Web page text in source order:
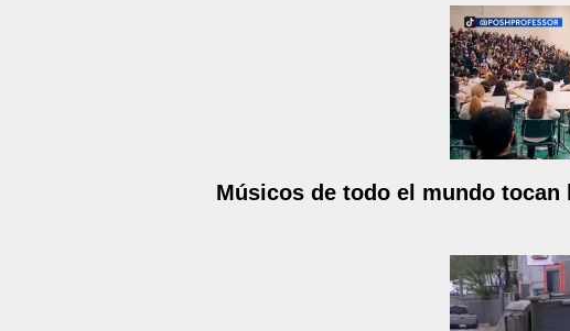
Músicos de todo el mundo